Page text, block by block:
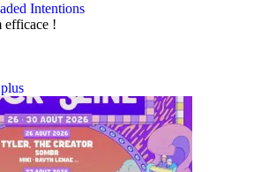
Intentions
efficace !